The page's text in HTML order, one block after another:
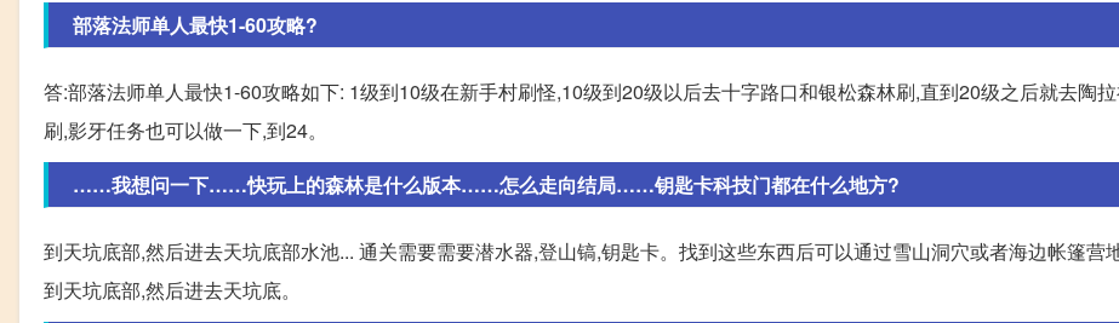
部落法师单人最快1-60攻略?
答:部落法师单人最快1-60攻略如下: 1级到10级在新手村刷怪,10级到20级以后去十字路口和银松森林刷,直到20级之后就去陶
刷,影牙任务也可以做一下,到24。
……我想问一下……快玩上的森林是什么版本……怎么走向结局……钥匙卡科技门都在什么地方?
到天坑底部,然后进去天坑底部水池... 通关需要需要潜水器,登山镐,钥匙卡。找到这些东西后可以通过雪山洞穴或者海边帐篷营
到天坑底部,然后进去天坑底。